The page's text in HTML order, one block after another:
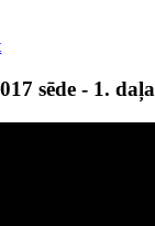
sēde - 1. daļa